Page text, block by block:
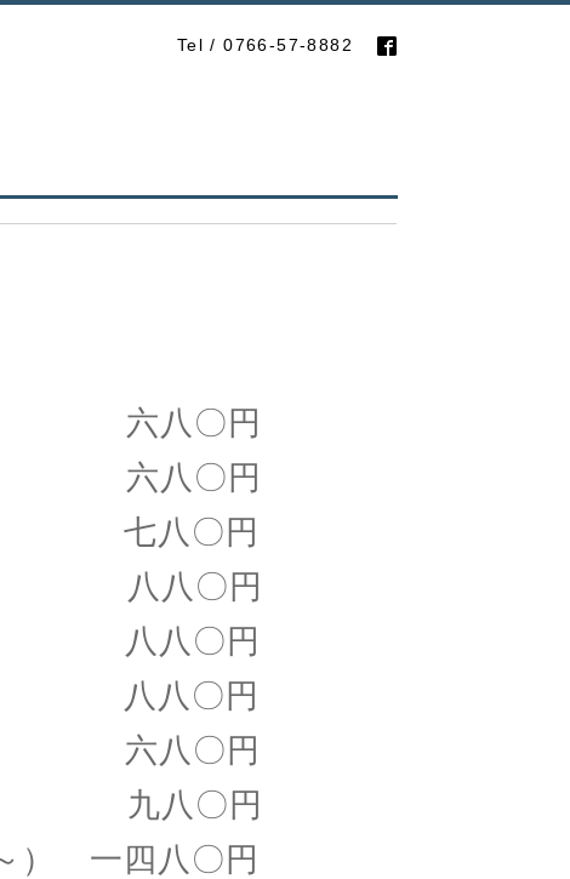
Tel / 0766-57-8882
六八〇円
六八〇円
八〇円
八八〇円
八〇円
八〇円
八〇円
物 九八〇円
一四八〇円